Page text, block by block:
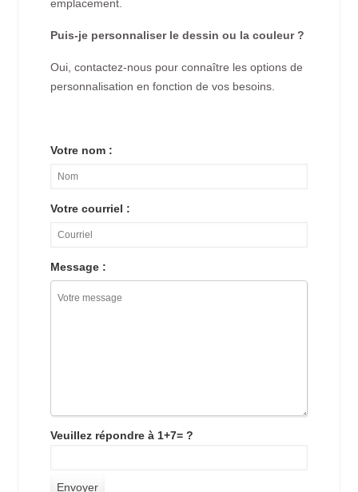
emplacement.
Puis-je personnaliser le dessin ou la couleur ?
Oui, contactez-nous pour connaître les options de
personnalisation en fonction de vos besoins.
Votre nom :
Votre courriel :
Message :
Veuillez répondre à 1+7= ?